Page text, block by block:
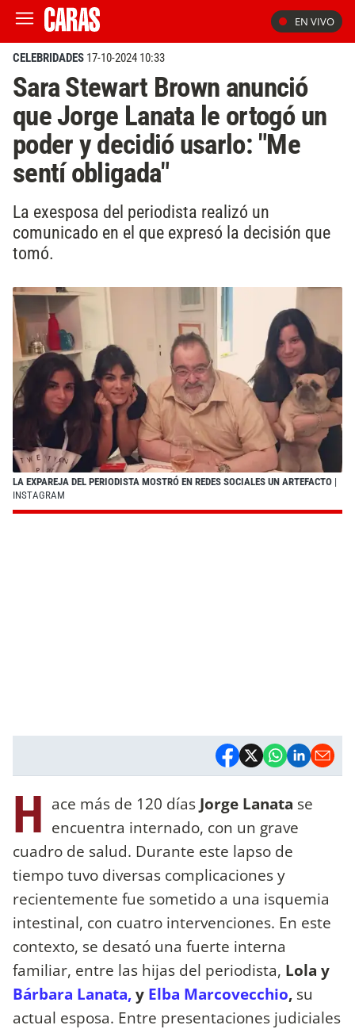
EN VIVO
CELEBRIDADES 17-10-2024 10:33
Sara Stewart Brown anunció
que Jorge Lanata le ortogó un
poder y decidió usarlo: "Me
sentí obligada"
La exesposa del periodista realizó un
comunicado en el que expresó la decisión que
tomó.
LA EXPAREJA DEL PERIODISTA MOSTRÓ EN REDES SOCIALES UN ARTEFACTO |
INSTAGRAM
H ace más de 120 días Jorge Lanata se
encuentra internado, con un grave
cuadro de salud. Durante este lapso de
tiempo tuvo diversas complicaciones y
recientemente fue sometido a una isquemia
intestinal, con cuatro intervenciones. En este
contexto, se desató una fuerte interna
familiar, entre las hijas del periodista, Lola y
Bárbara Lanata,y Elba Marcovecchio, su
actual esposa. Entre presentaciones judiciales